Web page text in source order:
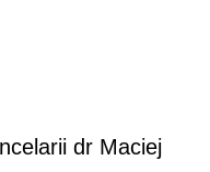
dr Maciej